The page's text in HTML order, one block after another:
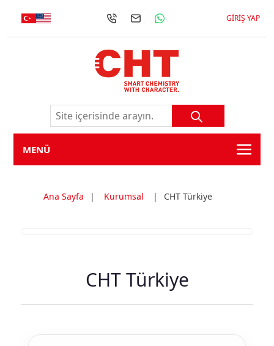
GIRIŞ YAP
MENÜ
Ana Sayfa | Kurumsal | CHT Türkiye
CHT Türkiye